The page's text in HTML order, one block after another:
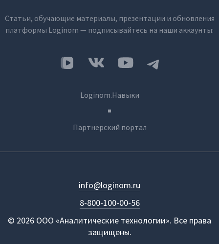
Статьи, обучающие материалы, презентации и обновления
платформы Loginom — подписывайтесь на наши аккаунты:
Loginom.Навыки
Партнёрский портал
© 2026 ООО «Аналитические технологии». Все права
защищены.
8-800-100-00-56
info@loginom.ru